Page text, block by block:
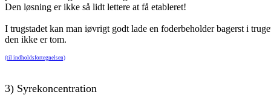
Den løsning er ikke så lidt lettere at få etableret!
I trugstadet kan man iøvrigt godt lade en foderbeholder bagerst i
den ikke er tom.
(til indholdsfortegnelsen)
3) Syrekoncentration